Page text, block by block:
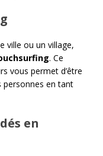
ville ou un village,
. Ce
vous permet d’être
personnes en tant
en